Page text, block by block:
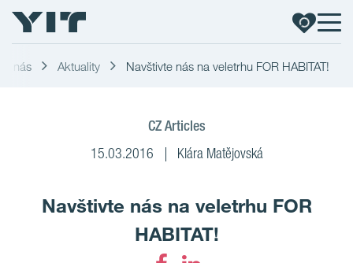
O nás Aktuality Navštivte nás na veletrhu FOR HABITAT!
CZ Articles
15.03.2016 Klára Matějovská
Navštivte nás na veletrhu FOR
HABITAT!